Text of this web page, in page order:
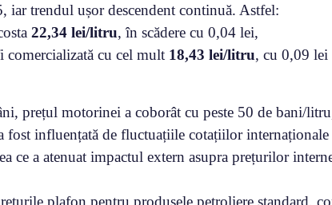
iar trendul ușor descendent continuă. Astfel:
22,34 lei/litru, în scădere cu 0,04 lei,
comercializată cu cel mult 18,43 lei/litru, cu 0,09
prețul motorinei a coborât cu peste 50 de bani/
fost influențată de fluctuațiile cotațiilor
ce a atenuat impactul extern asupra prețurilor
plafon pentru produsele petroliere standard,